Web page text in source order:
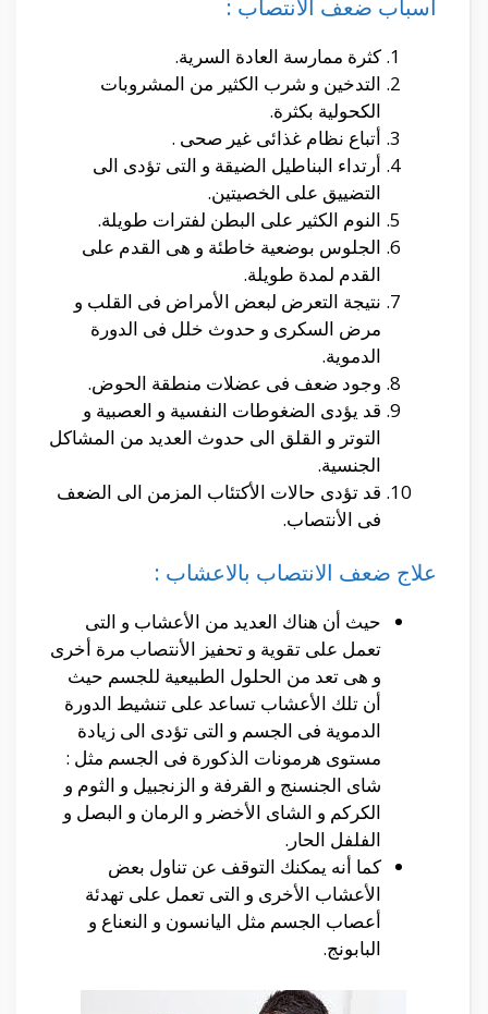
أسباب ضعف الأنتصاب :
كثرة ممارسة العادة السرية.
التدخين و شرب الكثير من المشروبات
الكحولية بكثرة.
أتباع نظام غذائى غير صحى .
أرتداء البناطيل الضيقة و التى تؤدى الى
التضييق على الخصيتين.
النوم الكثير على البطن لفترات طويلة.
الجلوس بوضعية خاطئة و هى القدم على
القدم لمدة طويلة.
نتيجة التعرض لبعض الأمراض فى القلب و
مرض السكرى و حدوث خلل فى الدورة
الدموية.
وجود ضعف فى عضلات منطقة الحوض.
قد يؤدى الضغوطات النفسية و العصبية و
التوتر و القلق الى حدوث العديد من المشاكل
الجنسية.
قد تؤدى حالات الأكتئاب المزمن الى الضعف
فى الأنتصاب.
علاج ضعف الانتصاب بالاعشاب :
حيث أن هناك العديد من الأعشاب و التى
تعمل على تقوية و تحفيز الأنتصاب مرة أخرى
و هى تعد من الحلول الطبيعية للجسم حيث
أن تلك الأعشاب تساعد على تنشيط الدورة
الدموية فى الجسم و التى تؤدى الى زيادة
مستوى هرمونات الذكورة فى الجسم مثل :
شاى الجنسنج و القرفة و الزنجبيل و الثوم و
الكركم و الشاى الأخضر و الرمان و البصل و
الفلفل الحار.
كما أنه يمكنك التوقف عن تناول بعض
الأعشاب الأخرى و التى تعمل على تهدئة
أعصاب الجسم مثل اليانسون و النعناع و
البابونج.